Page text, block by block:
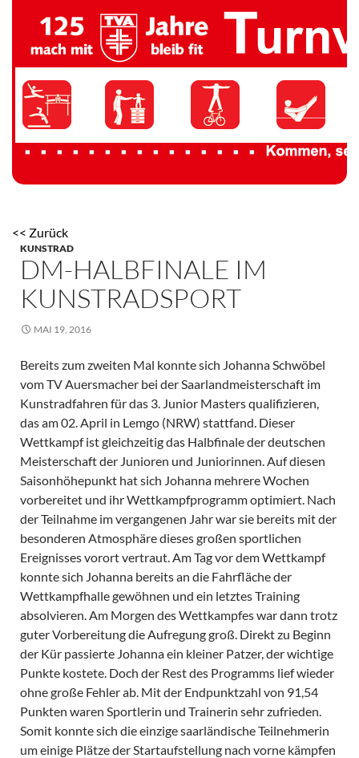
TV 1894 Auersmacher
<< Zurück
KUNSTRAD
DM-HALBFINALE IM
KUNSTRADSPORT
MAI 19, 2016
Bereits zum zweiten Mal konnte sich Johanna Schwöbel
vom TV Auersmacher bei der Saarlandmeisterschaft im
Kunstradfahren für das 3. Junior Masters qualifizieren,
das am 02. April in Lemgo (NRW) stattfand. Dieser
Wettkampf ist gleichzeitig das Halbfinale der deutschen
Meisterschaft der Junioren und Juniorinnen. Auf diesen
Saisonhöhepunkt hat sich Johanna mehrere Wochen
vorbereitet und ihr Wettkampfprogramm optimiert. Nach
der Teilnahme im vergangenen Jahr war sie bereits mit der
besonderen Atmosphäre dieses großen sportlichen
Ereignisses vorort vertraut. Am Tag vor dem Wettkampf
konnte sich Johanna bereits an die Fahrfläche der
Wettkampfhalle gewöhnen und ein letztes Training
absolvieren. Am Morgen des Wettkampfes war dann trotz
guter Vorbereitung die Aufregung groß. Direkt zu Beginn
der Kür passierte Johanna ein kleiner Patzer, der wichtige
Punkte kostete. Doch der Rest des Programms lief wieder
ohne große Fehler ab. Mit der Endpunktzahl von 91,54
Punkten waren Sportlerin und Trainerin sehr zufrieden.
Somit konnte sich die einzige saarländische Teilnehmerin
um einige Plätze der Startaufstellung nach vorne kämpfen